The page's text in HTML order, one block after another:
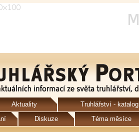
Aktuality Truhlářství - katalog
Diskuze Téma měsíce